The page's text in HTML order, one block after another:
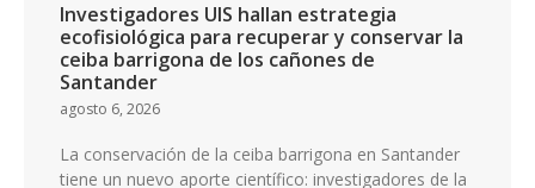
Investigadores UIS hallan estrategia
ecofisiológica para recuperar y conservar la
ceiba barrigona de los cañones de
Santander
agosto 6, 2026
La conservación de la ceiba barrigona en Santander
tiene un nuevo aporte científico: investigadores de la